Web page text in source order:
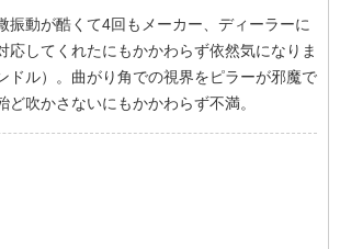
振動が酷くて4回もメーカー、ディーラーに
応してくれたにもかかわらず依然気になりま
ドル）。曲がり角での視界をピラーが邪魔で
ど吹かさないにもかかわらず不満。